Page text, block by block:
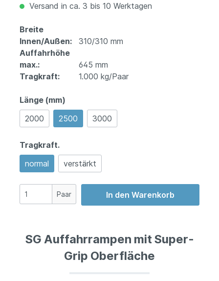
Versand in ca. 3 bis 10 Werktagen
Breite
Innen/Außen:
310/310 mm
Auffahrhöhe
max.:
645 mm
Tragkraft:
1.000 kg/Paar
Länge (mm)
2000
2500 3000
Tragkraft.
normal
verstärkt
Paar In den Warenkorb
SG Auffahrrampen mit Super-
Grip Oberfläche